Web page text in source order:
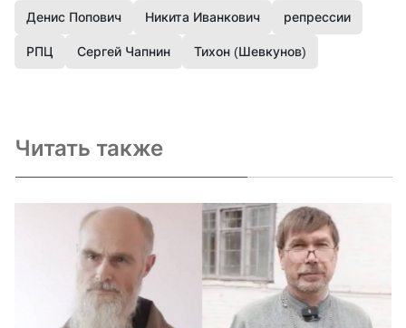
Денис Попович Никита Иванкович репрессии
РПЦ Сергей Чапнин Тихон (Шевкунов)
Читать также